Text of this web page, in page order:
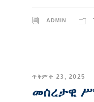
ADMIN
ጥቅምት 23, 2025
መሰረታዊ